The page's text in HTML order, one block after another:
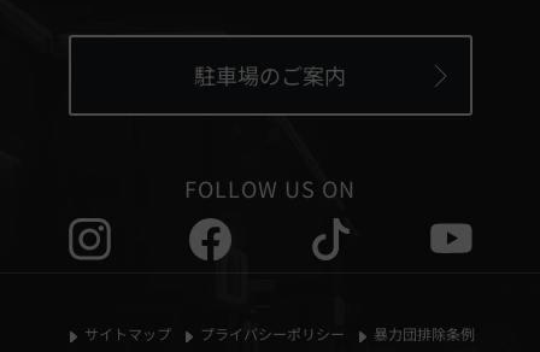
者が法令の定める事務を遂行することに対して協力する必
要がある場合であって本人の同意を得ることにより当該事
3,国の機関若しくは地方公共団体またはその委託を受けた
要がある際、ご本人さまの同意を得ることにより当該事務
の遂行に支障をおよぼすおそれがある場合
4,公衆衛生の向上または児童の健全な育成の推進のために
特に必要がある場合であって、本人の同意を得ることが困
6,法令の適用をうける場合
駐車場のご案内
FOLLOW US ON
サイトマップ プライバシーポリシー 暴力団排除条例